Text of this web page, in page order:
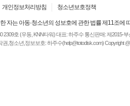
•[저작권] (주)JAYE -
개인정보처리방침 청소년보호정책
자는 아동·청소년의 성보호에 관한 법률 제11조에
호 (우동, KNN타워) 대표: 하주수 통신판매: 제2015-
,청소년,정보보호: 하주수(help@totodisk.com) Copyright